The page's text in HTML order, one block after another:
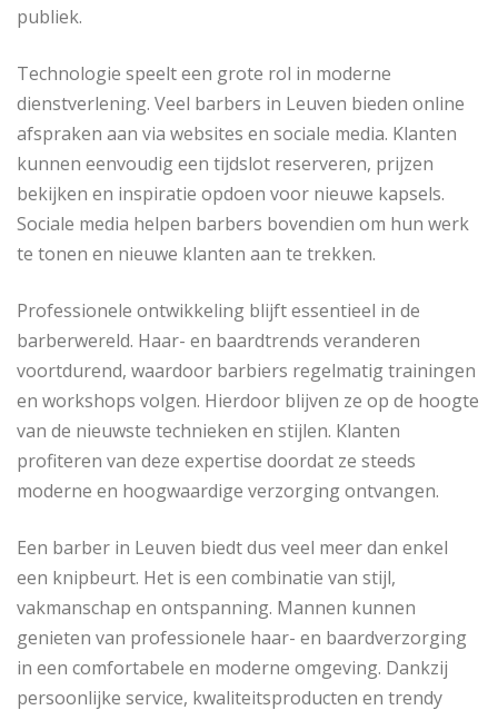
publiek.
Technologie speelt een grote rol in moderne
dienstverlening. Veel barbers in Leuven bieden online
afspraken aan via websites en sociale media. Klanten
kunnen eenvoudig een tijdslot reserveren, prijzen
bekijken en inspiratie opdoen voor nieuwe kapsels.
Sociale media helpen barbers bovendien om hun werk
te tonen en nieuwe klanten aan te trekken.
Professionele ontwikkeling blijft essentieel in de
barberwereld. Haar- en baardtrends veranderen
voortdurend, waardoor barbiers regelmatig trainingen
en workshops volgen. Hierdoor blijven ze op de hoogte
van de nieuwste technieken en stijlen. Klanten
profiteren van deze expertise doordat ze steeds
moderne en hoogwaardige verzorging ontvangen.
Een barber in Leuven biedt dus veel meer dan enkel
een knipbeurt. Het is een combinatie van stijl,
vakmanschap en ontspanning. Mannen kunnen
genieten van professionele haar- en baardverzorging
in een comfortabele en moderne omgeving. Dankzij
persoonlijke service, kwaliteitsproducten en trendy